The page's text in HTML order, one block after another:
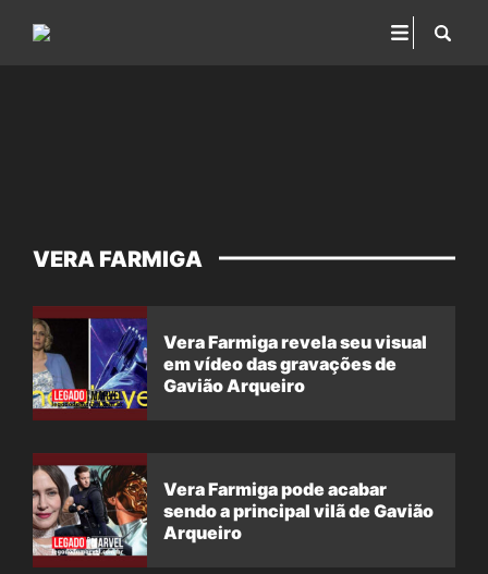
VERA FARMIGA
Vera Farmiga revela seu visual
em vídeo das gravações de
Gavião Arqueiro
Vera Farmiga pode acabar
sendo a principal vilã de Gavião
Arqueiro